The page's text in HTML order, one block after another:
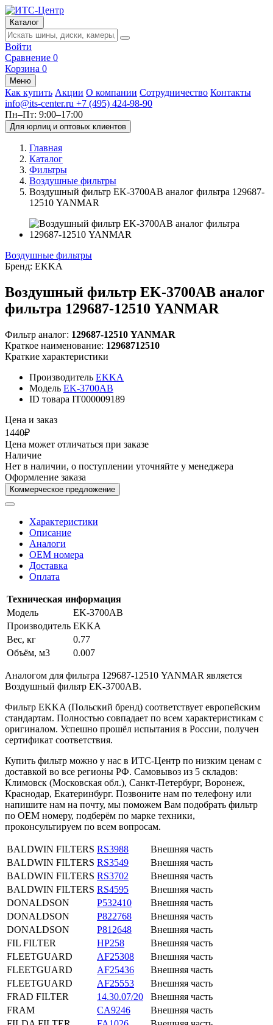
Каталог
Войти
Сравнение 0
Корзина 0
Меню
Как купить Акции О компании Сотрудничество Контакты
info@its-center.ru +7 (495) 424-98-90
Пн–Пт: 9:00–17:00
Для юрлиц и оптовых клиентов
Главная
Каталог
Фильтры
Воздушные фильтры
Воздушный фильтр EK-3700AB аналог фильтра 129687-
12510 YANMAR
Воздушные фильтры
Бренд: EKKA
Воздушный фильтр EK-3700AB аналог
фильтра 129687-12510 YANMAR
Фильтр аналог: 129687-12510 YANMAR
Краткое наименование: 12968712510
Краткие характеристики
Производитель EKKA
Модель EK-3700AB
ID товара IT000009189
Цена и заказ
1440₽
Цена может отличаться при заказе
Наличие
Нет в наличии, о поступлении уточняйте у менеджера
Оформление заказа
Коммерческое предложение
Характеристики
Описание
Аналоги
OEM номера
Доставка
Оплата
Техническая информация
Модель
EK-3700AB
Производитель EKKA
Вес, кг
0.77
Объём, м3
0.007
Аналогом для фильтра 129687-12510 YANMAR является
Воздушный фильтр EK-3700AB.
Фильтр EKKA (Польский бренд) соответствует европейским
стандартам. Полностью совпадает по всем характеристикам с
оригиналом. Успешно прошёл испытания в России, получен
сертификат соответствия.
Купить фильтр можно у нас в ИТС-Центр по низким ценам с
доставкой во все регионы РФ. Самовывоз из 5 складов:
Климовск (Московская обл.), Санкт-Петербург, Воронеж,
Краснодар, Екатеринбург. Позвоните нам по телефону или
напишите нам на почту, мы поможем Вам подобрать фильтр
по OEM номеру, подберём по марке техники,
проконсультируем по всем вопросам.
BALDWIN FILTERS RS3988
Внешняя часть
BALDWIN FILTERS RS3549
Внешняя часть
BALDWIN FILTERS RS3702
Внешняя часть
BALDWIN FILTERS RS4595
Внешняя часть
DONALDSON
P532410
Внешняя часть
DONALDSON
P822768
Внешняя часть
DONALDSON
P812648
Внешняя часть
FIL FILTER
HP258
Внешняя часть
FLEETGUARD
AF25308
Внешняя часть
FLEETGUARD
AF25436
Внешняя часть
FLEETGUARD
AF25553
Внешняя часть
FRAD FILTER
14.30.07/20
Внешняя часть
FRAM
CA9246
Внешняя часть